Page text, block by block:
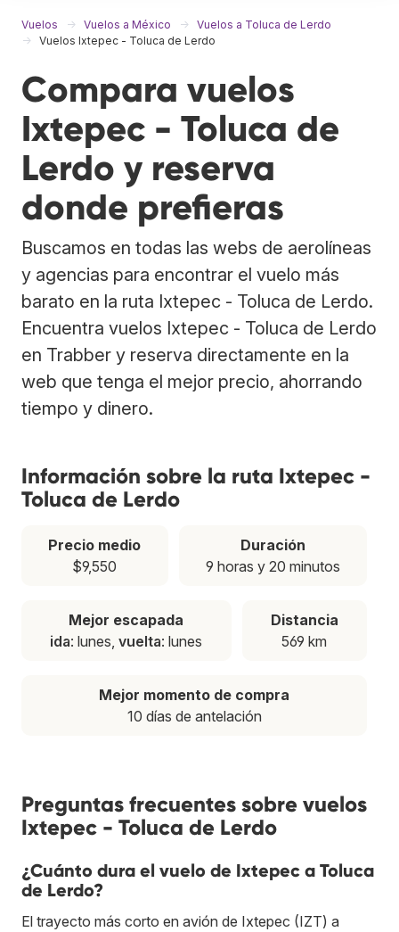
Vuelos Vuelos a México
Vuelos a Toluca de Lerdo
Vuelos Ixtepec - Toluca de Lerdo
Compara vuelos
Ixtepec - Toluca de
Lerdo y reserva
donde prefieras
Buscamos en todas las webs de aerolíneas
y agencias para encontrar el vuelo más
barato en la ruta Ixtepec - Toluca de Lerdo.
Encuentra vuelos Ixtepec - Toluca de Lerdo
en Trabber y reserva directamente en la
web que tenga el mejor precio, ahorrando
tiempo y dinero.
Información sobre la ruta Ixtepec -
Toluca de Lerdo
Precio medio
$9,550
Duración
9 horas y 20 minutos
Mejor escapada
ida: lunes,vuelta: lunes
Distancia
569 km
Mejor momento de compra
10 días de antelación
Preguntas frecuentes sobre vuelos
Ixtepec - Toluca de Lerdo
¿Cuánto dura el vuelo de Ixtepec a Toluca
de Lerdo?
El trayecto más corto en avión de Ixtepec (IZT) a